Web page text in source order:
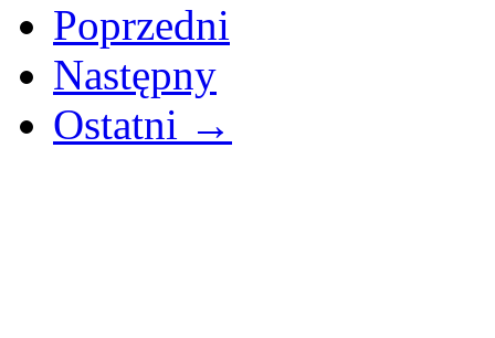
Poprzedni
Następny
Ostatni →